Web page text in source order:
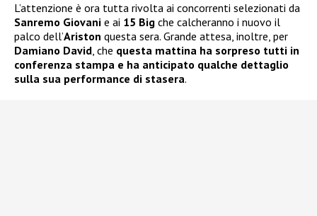
L’attenzione è ora tutta rivolta ai concorrenti selezionati da
Sanremo Giovani e ai 15 Big che calcheranno i nuovo il
palco dell’Ariston questa sera. Grande attesa, inoltre, per
Damiano David, che questa mattina ha sorpreso tutti in
conferenza stampa e ha anticipato qualche dettaglio
sulla sua performance di stasera.